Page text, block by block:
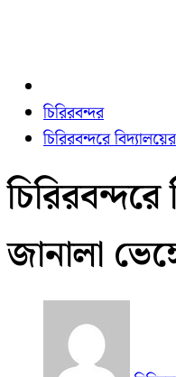
চিরিরবন্দর
চিরিরবন্দরে
জানালা